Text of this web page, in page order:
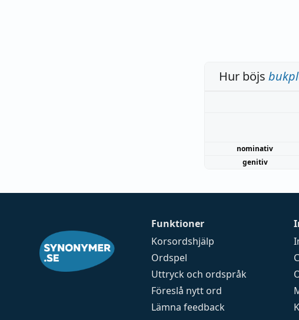
Hur böjs
nominativ
genitiv
Funktioner
Korsordshjälp
Ordspel
Uttryck och ordspråk
Föreslå nytt ord
Lämna feedback